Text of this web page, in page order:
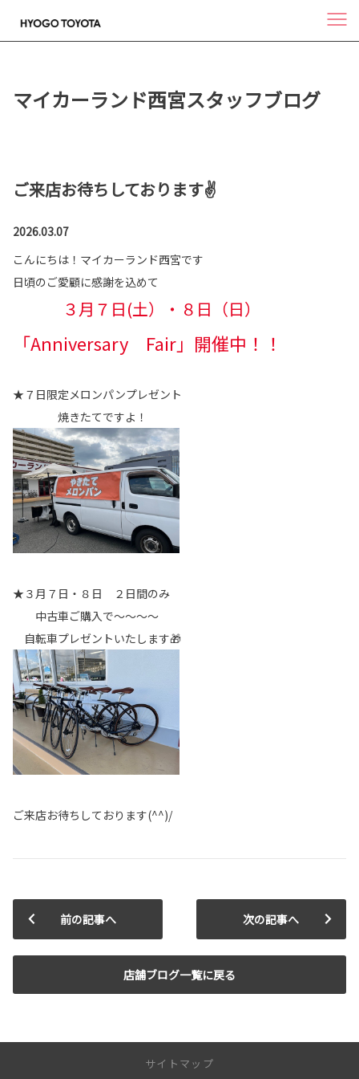
マイカーランド西宮スタッフブログ
ご来店お待ちしております✌
2026.03.07
こんにちは！マイカーランド西宮です
日頃のご愛顧に感謝を込めて
３月７日(土）・８日（日）
「Anniversary Fair」開催中！！
★７日限定メロンパンプレゼント
焼きたてですよ！
★３月７日・８日 ２日間のみ
中古車ご購入で～～～～
自転車プレゼントいたします🎁
ご来店お待ちしております(^^)/
前の記事へ
店舗ブログ一覧に戻る
次の記事へ
サイトマップ